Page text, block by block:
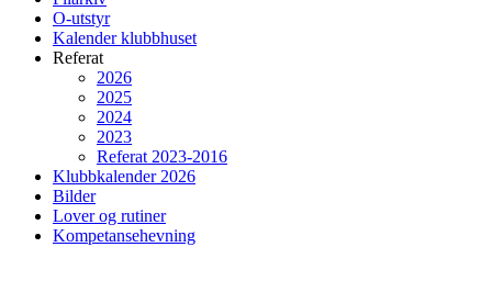
O-utstyr
Kalender klubbhuset
Referat
2026
2025
2024
2023
Referat 2023-2016
Klubbkalender 2026
Bilder
Lover og rutiner
Kompetansehevning